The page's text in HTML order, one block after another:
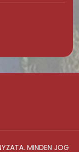
MINDEN JOG